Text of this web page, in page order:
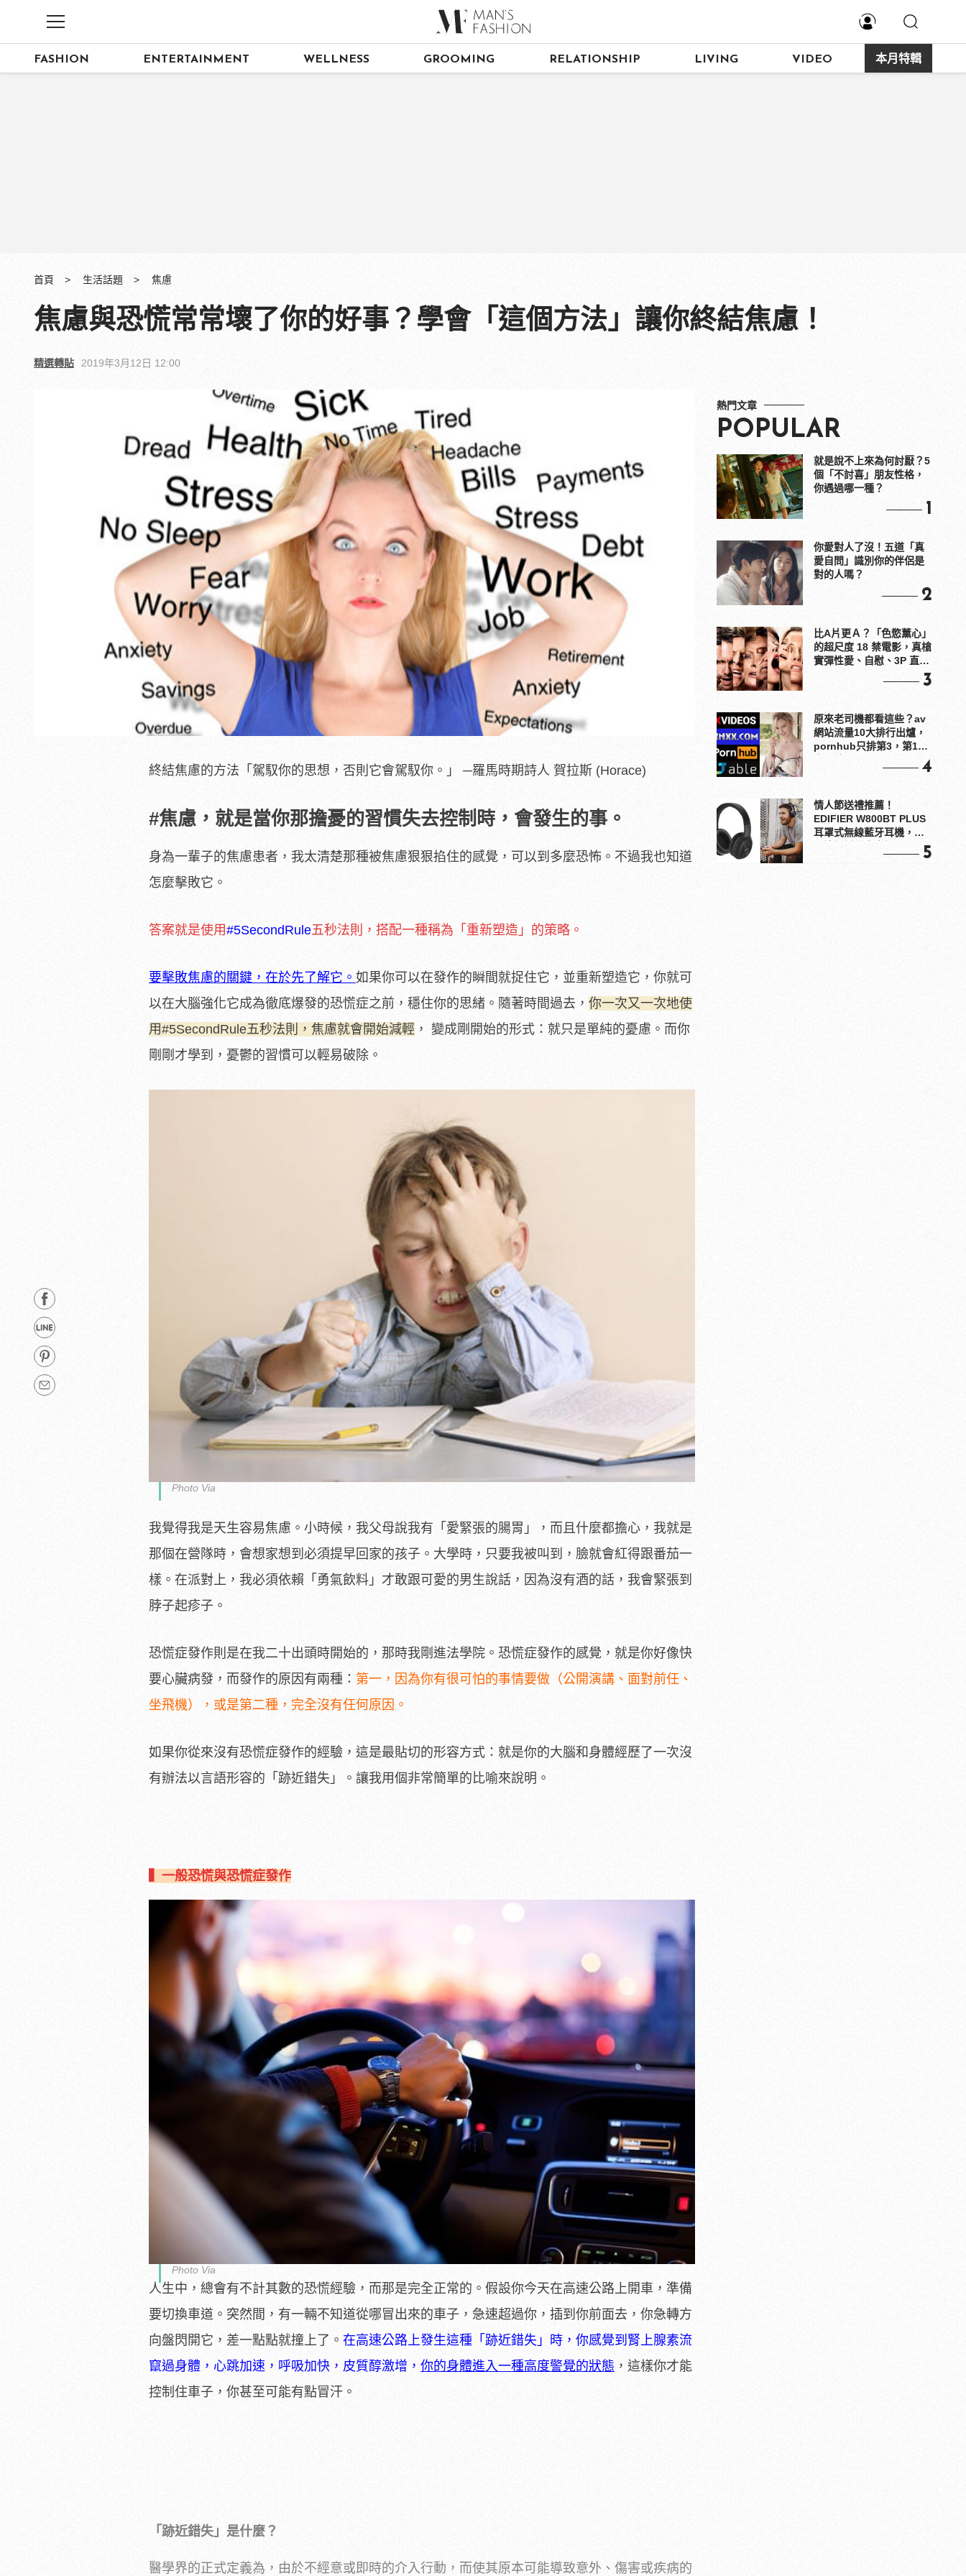
FASHION ENTERTAINMENT WELLNESS GROOMING RELATIONSHIP LIVING VIDEO 本月特輯
首頁 生活話題 焦慮
焦慮與恐慌常常壞了你的好事？學會「這個方法」讓你終結焦慮！
精選轉貼 2019年3月12日 12:00
終結焦慮的方法「駕馭你的思想，否則它會駕馭你。」 ─羅馬時期詩人 賀拉斯 (Horace)
#焦慮，就是當你那擔憂的習慣失去控制時，會發生的事。
身為一輩子的焦慮患者，我太清楚那種被焦慮狠狠掐住的感覺，可以到多麼恐怖。不過我也知道
怎麼擊敗它。
答案就是使用#5SecondRule五秒法則，搭配一種稱為「重新塑造」的策略。
要擊敗焦慮的關鍵，在於先了解它。 如果你可以在發作的瞬間就捉住它，並重新塑造它，你就可
以在大腦強化它成為徹底爆發的恐慌症之前，穩住你的思緒。隨著時間過去， 你一次又一次地使
用#5SecondRule五秒法則，焦慮就會開始減輕 ， 變成剛開始的形式：就只是單純的憂慮。而你
剛剛才學到，憂鬱的習慣可以輕易破除。
Photo Via
我覺得我是天生容易焦慮。小時候，我父母說我有「愛緊張的腸胃」，而且什麼都擔心，我就是
那個在營隊時，會想家想到必須提早回家的孩子。大學時，只要我被叫到，臉就會紅得跟番茄一
樣。在派對上，我必須依賴「勇氣飲料」才敢跟可愛的男生說話，因為沒有酒的話，我會緊張到
脖子起疹子。
恐慌症發作則是在我二十出頭時開始的，那時我剛進法學院。恐慌症發作的感覺，就是你好像快
要心臟病發，而發作的原因有兩種： 第一，因為你有很可怕的事情要做（公開演講、面對前任、
坐飛機），或是第二種，完全沒有任何原因。
如果你從來沒有恐慌症發作的經驗，這是最貼切的形容方式：就是你的大腦和身體經歷了一次沒
有辦法以言語形容的「跡近錯失」。讓我用個非常簡單的比喻來說明。
▍一般恐慌與恐慌症發作
Photo Via
人生中，總會有不計其數的恐慌經驗，而那是完全正常的。假設你今天在高速公路上開車，準備
要切換車道。突然間，有一輛不知道從哪冒出來的車子，急速超過你，插到你前面去，你急轉方
向盤閃開它，差一點點就撞上了。 在高速公路上發生這種「跡近錯失」時，你感覺到腎上腺素流
竄過身體，心跳加速，呼吸加快，皮質醇激增， 你的身體進入一種高度警覺的狀態 ，這樣你才能
控制住車子，你甚至可能有點冒汗。
「跡近錯失」是什麼？
醫學界的正式定義為，由於不經意或即時的介入行動，而使其原本可能導致意外、傷害或疾病的
熱門文章
POPULAR
就是說不上來為何討厭？5
個「不討喜」朋友性格，
你遇過哪一種？
1
你愛對人了沒！五道「真
愛自問」識別你的伴侶是
對的人嗎？
2
比A片更Ａ？「色慾薰心」
的超尺度 18 禁電影，真槍
實彈性愛、自慰、3P 直接
3
原來老司機都看這些？av
網站流量10大排行出爐，
pornhub只排第3，第1名
4
情人節送禮推薦！
EDIFIER W800BT PLUS
耳罩式無線藍牙耳機，在
5